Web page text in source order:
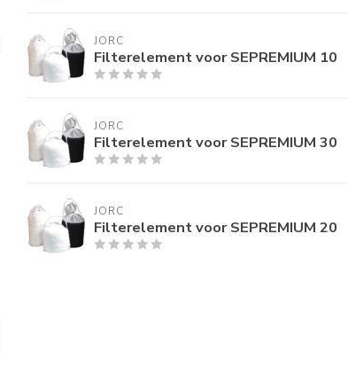
JORC
Filterelement voor SEPREMIUM 10
JORC
Filterelement voor SEPREMIUM 30
JORC
Filterelement voor SEPREMIUM 20